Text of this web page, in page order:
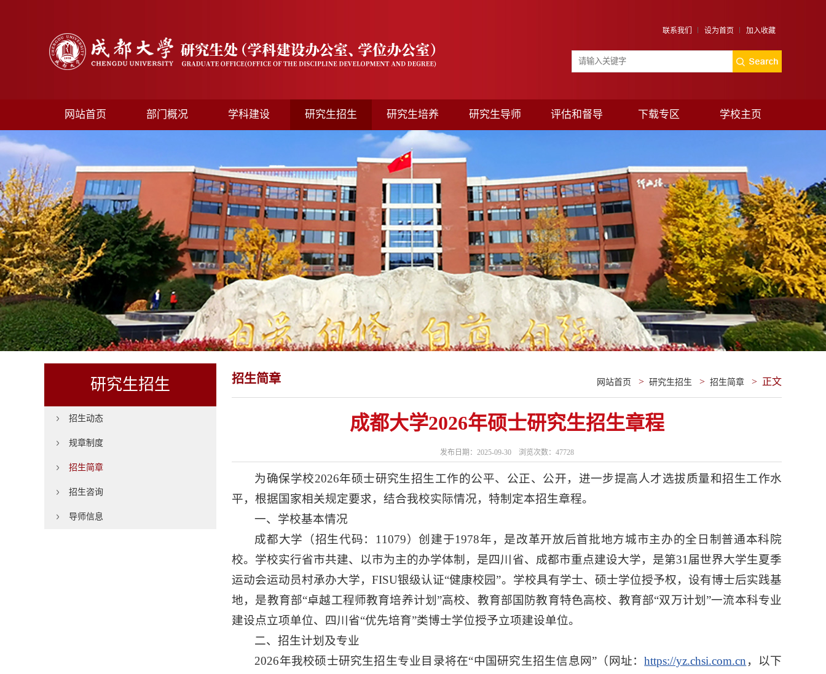
联系我们 设为首页 加入收藏
网站首页 部门概况 学科建设 研究生招生 研究生培养 研究生导师 评估和督导 下载专区 学校主页
研究生招生
招生动态
规章制度
招生简章
招生咨询
导师信息
招生简章 网站首页 > 研究生招生 > 招生简章 > 正文
成都大学2026年硕士研究生招生章程
发布日期：2025-09-30 浏览次数： 47728
为确保学校2026年硕士研究生招生工作的公平、公正、公开，进一步提高人才选拔质量和招生工作水
平，根据国家相关规定要求，结合我校实际情况，特制定本招生章程。
一、学校基本情况
成都大学（招生代码：11079）创建于1978年，是改革开放后首批地方城市主办的全日制普通本科院
校。学校实行省市共建、以市为主的办学体制，是四川省、成都市重点建设大学，是第31届世界大学生夏季
运动会运动员村承办大学，FISU银级认证“健康校园”。学校具有学士、硕士学位授予权，设有博士后实践基
地，是教育部“卓越工程师教育培养计划”高校、教育部国防教育特色高校、教育部“双万计划”一流本科专业
建设点立项单位、四川省“优先培育”类博士学位授予立项建设单位。
二、招生计划及专业
2026年我校硕士研究生招生专业目录将在“中国研究生招生信息网”（网址：https://yz.chsi.com.cn ，以下